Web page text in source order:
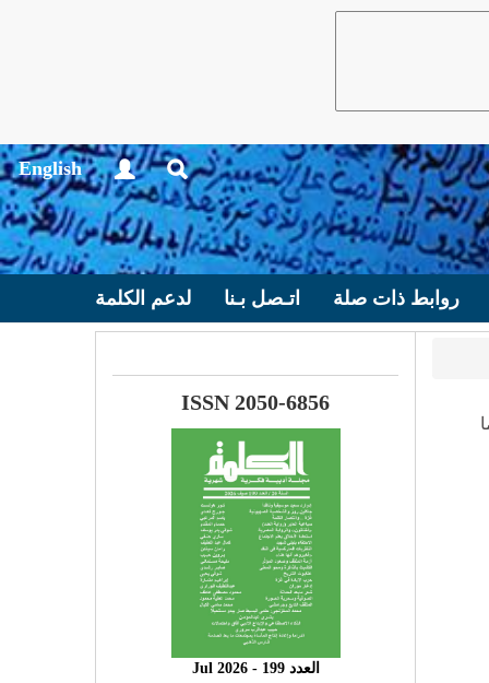
English
روابط ذات صلة اتـصل بـنا لدعم الكلمة
إلى عام 2016/2017 أما
ISSN 2050-6856
العدد 199 - 2026 Jul